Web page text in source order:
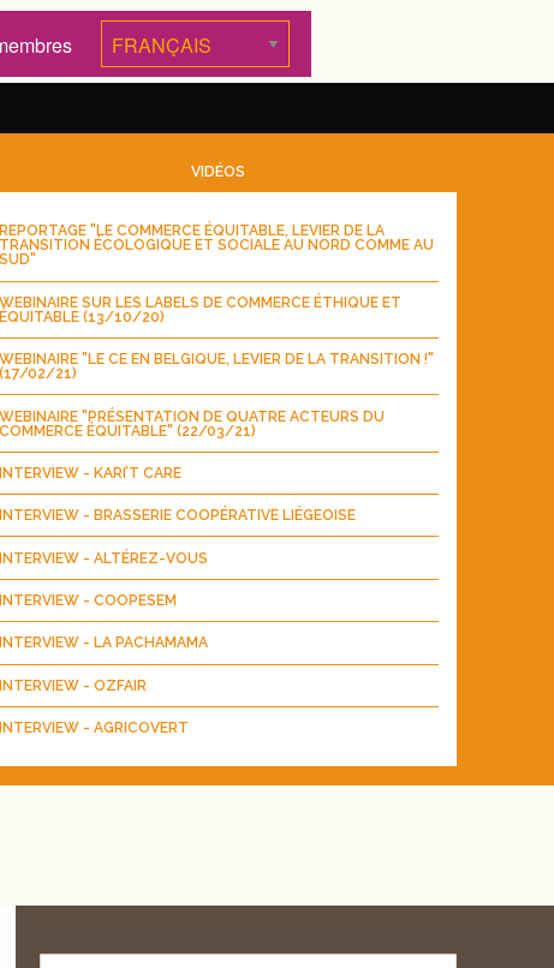
VIDÉOS
REPORTAGE "LE COMMERCE ÉQUITABLE, LEVIER DE LA
TRANSITION ÉCOLOGIQUE ET SOCIALE AU NORD COMME AU
SUD"
WEBINAIRE SUR LES LABELS DE COMMERCE ÉTHIQUE ET
ÉQUITABLE (13/10/20)
WEBINAIRE "LE CE EN BELGIQUE, LEVIER DE LA TRANSITION !"
(17/02/21)
WEBINAIRE "PRÉSENTATION DE QUATRE ACTEURS DU
COMMERCE ÉQUITABLE" (22/03/21)
INTERVIEW - KARI’T CARE
INTERVIEW - BRASSERIE COOPÉRATIVE LIÉGEOISE
INTERVIEW - ALTÉREZ-VOUS
INTERVIEW - COOPESEM
INTERVIEW - LA PACHAMAMA
INTERVIEW - OZFAIR
INTERVIEW - AGRICOVERT